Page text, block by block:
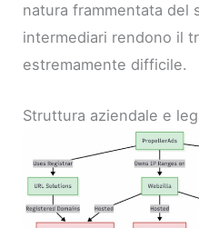
natura frammentata del
intermediari rendono il
estremamente difficile.
Struttura aziendale e